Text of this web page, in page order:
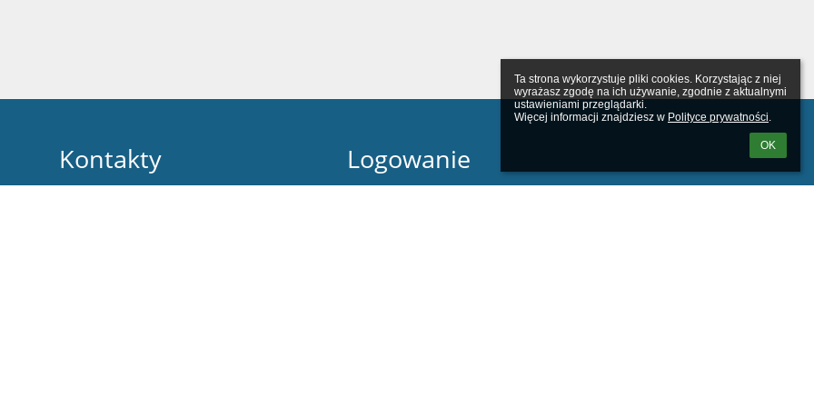
Ta strona wykorzystuje pliki cookies. Korzystając z niej
wyrażasz zgodę na ich używanie, zgodnie z aktualnymi
ustawieniami przeglądarki.
Więcej informacji znajdziesz w Polityce prywatności.
OK
Kontakty Logowanie